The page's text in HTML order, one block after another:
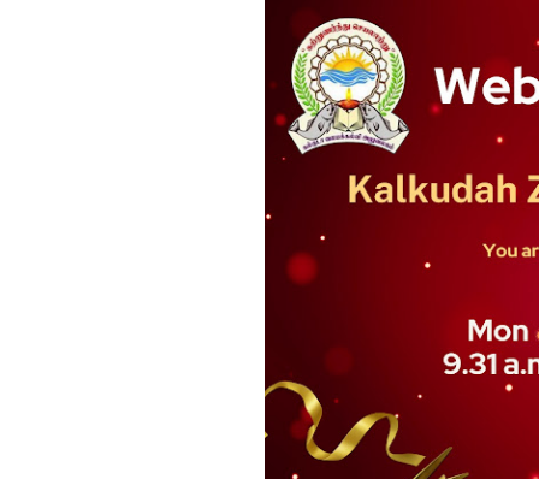
கல்குடா கல்வி வலயத்தின்
ஏற்பாட்டில...